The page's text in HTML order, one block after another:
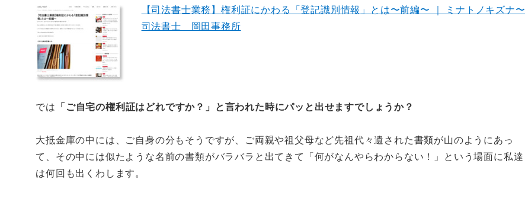
【司法書士業務】権利証にかわる「登記識別情報」とは〜前編〜 ｜ ミナトノキズナ〜
司法書士 岡田事務所
では 「ご自宅の権利証はどれですか？」と言われた時にパッと出せますでしょうか？
大抵金庫の中には、ご自身の分もそうですが、ご両親や祖父母など先祖代々遺された書類が山のようにあっ
て、その中には似たような名前の書類がバラバラと出てきて「何がなんやらわからない！」という場面に私達
は何回も出くわします。